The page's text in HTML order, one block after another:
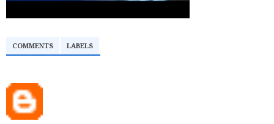
COMMENTS LABELS